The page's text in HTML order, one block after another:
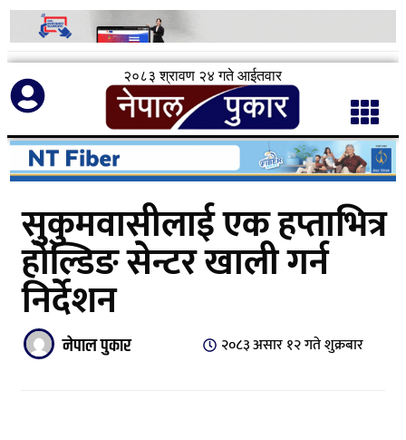
२०८३ श्रावण २४ गते आईतवार
सुकुमवासीलाई एक हप्ताभित्र
होल्डिङ सेन्टर खाली गर्न
निर्देशन
नेपाल पुकार २०८३ असार १२ गते शुक्रबार